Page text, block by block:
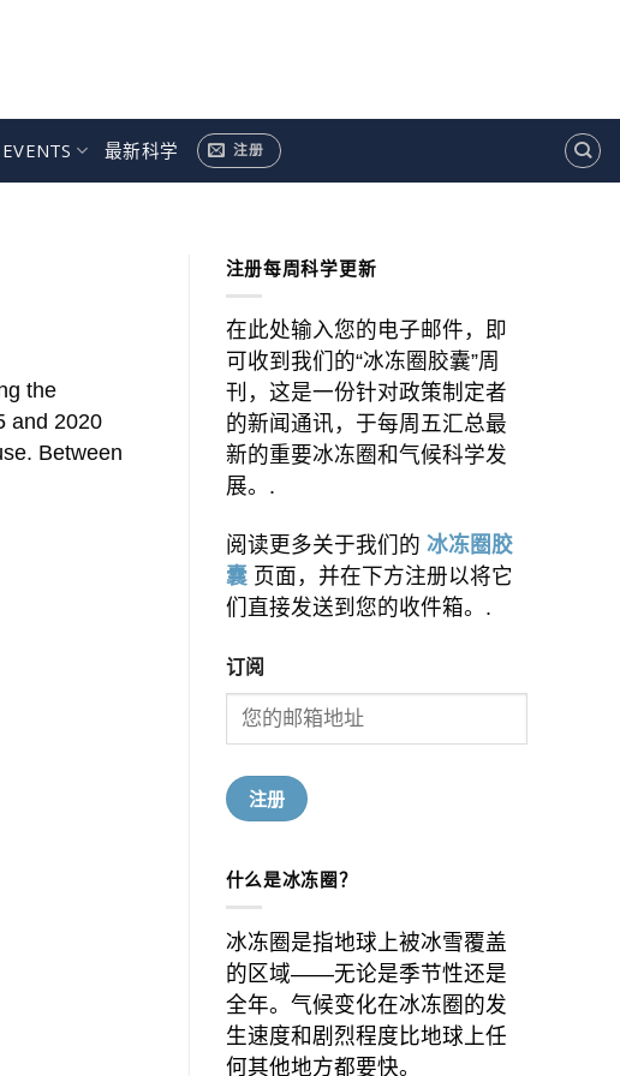
最新科学 注册
the
and 2020
Between
注册每周科学更新
在此处输入您的电子邮件，即
可收到我们的“冰冻圈胶囊”周
刊，这是一份针对政策制定者
的新闻通讯，于每周五汇总最
新的重要冰冻圈和气候科学发
展。.
阅读更多关于我们的 冰冻圈胶
囊页面，并在下方注册以将它
们直接发送到您的收件箱。.
订阅
什么是冰冻圈？
冰冻圈是指地球上被冰雪覆盖
的区域——无论是季节性还是
全年。气候变化在冰冻圈的发
生速度和剧烈程度比地球上任
何其他地方都要快。